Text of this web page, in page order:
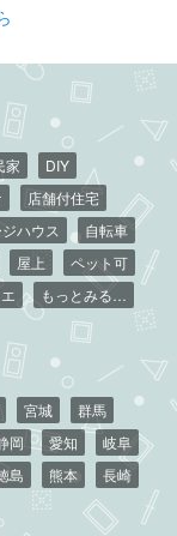
家
DIY
店舗付住宅
ハウス
自転車
屋上
ペット可
もっとみる…
宮城
群馬
岡 愛知
岐阜
島 熊本
長崎